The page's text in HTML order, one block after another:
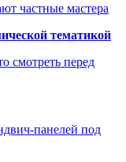
частные мастера
тематикой
смотреть перед
панелей под